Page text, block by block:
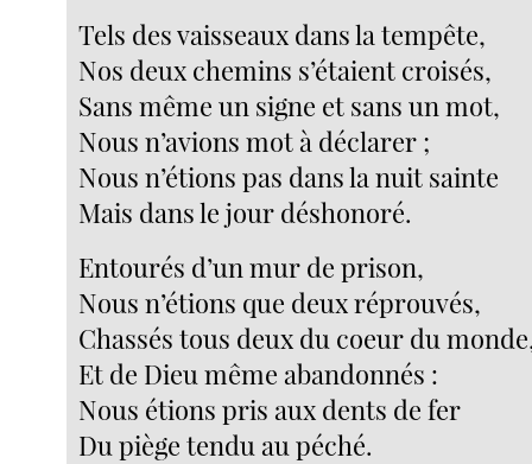
Tels des vaisseaux dans la tempête,
Nos deux chemins s’étaient croisés,
Sans même un signe et sans un mot,
Nous n’avions mot à déclarer ;
Nous n’étions pas dans la nuit sainte
Mais dans le jour déshonoré.
Entourés d’un mur de prison,
Nous n’étions que deux réprouvés,
Chassés tous deux du coeur du
Et de Dieu même abandonnés :
Nous étions pris aux dents de fer
Du piège tendu au péché.